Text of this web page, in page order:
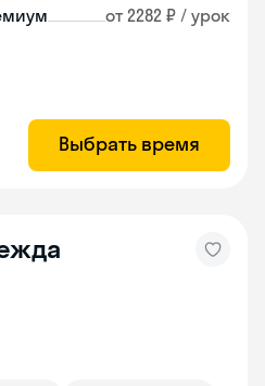
от 2282 ₽ / урок
Выбрать время